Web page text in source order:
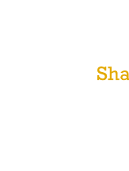
解析、分析、
〇当社が編集
※なお、上記サ
することが出来